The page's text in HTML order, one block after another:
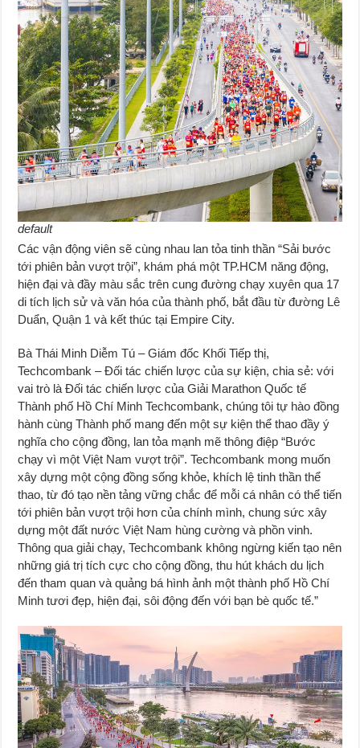
default
Các vận động viên sẽ cùng nhau lan tỏa tinh thần “Sải bước
tới phiên bản vượt trội”, khám phá một TP.HCM năng động,
hiện đại và đầy màu sắc trên cung đường chạy xuyên qua 17
di tích lịch sử và văn hóa của thành phố, bắt đầu từ đường Lê
Duẩn, Quận 1 và kết thúc tại Empire City.
Bà Thái Minh Diễm Tú – Giám đốc Khối Tiếp thị,
Techcombank – Đối tác chiến lược của sự kiện, chia sẻ: với
vai trò là Đối tác chiến lược của Giải Marathon Quốc tế
Thành phố Hồ Chí Minh Techcombank, chúng tôi tự hào đồng
hành cùng Thành phố mang đến một sự kiện thể thao đầy ý
nghĩa cho cộng đồng, lan tỏa mạnh mẽ thông điệp “Bước
chạy vì một Việt Nam vượt trội”. Techcombank mong muốn
xây dựng một cộng đồng sống khỏe, khích lệ tinh thần thể
thao, từ đó tạo nền tảng vững chắc để mỗi cá nhân có thể tiến
tới phiên bản vượt trội hơn của chính mình, chung sức xây
dựng một đất nước Việt Nam hùng cường và phồn vinh.
Thông qua giải chạy, Techcombank không ngừng kiến tạo nên
những giá trị tích cực cho cộng đồng, thu hút khách du lịch
đến tham quan và quảng bá hình ảnh một thành phố Hồ Chí
Minh tươi đẹp, hiện đại, sôi động đến với bạn bè quốc tế.”